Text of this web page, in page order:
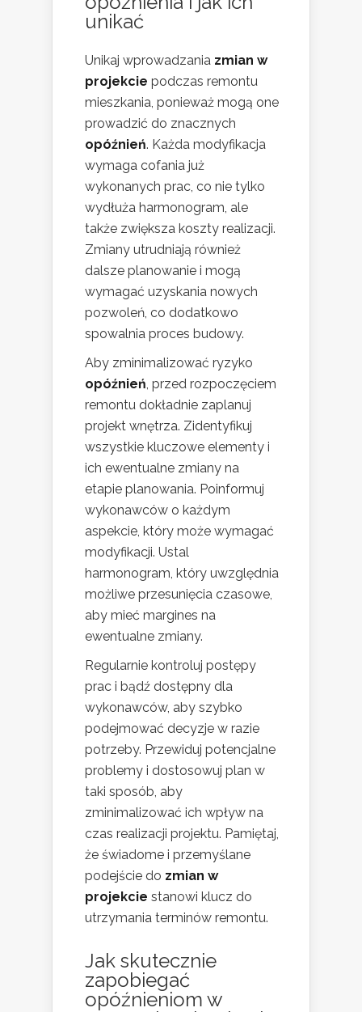
unikać
Unikaj wprowadzania zmian w
projekcie podczas remontu
mieszkania, ponieważ mogą one
prowadzić do znacznych
opóźnień. Każda modyfikacja
wymaga cofania już
wykonanych prac, co nie tylko
wydłuża harmonogram, ale
także zwiększa koszty realizacji.
Zmiany utrudniają również
dalsze planowanie i mogą
wymagać uzyskania nowych
pozwoleń, co dodatkowo
spowalnia proces budowy.
Aby zminimalizować ryzyko
opóźnień, przed rozpoczęciem
remontu dokładnie zaplanuj
projekt wnętrza. Zidentyfikuj
wszystkie kluczowe elementy i
ich ewentualne zmiany na
etapie planowania. Poinformuj
wykonawców o każdym
aspekcie, który może wymagać
modyfikacji. Ustal
harmonogram, który uwzględnia
możliwe przesunięcia czasowe,
aby mieć margines na
ewentualne zmiany.
Regularnie kontroluj postępy
prac i bądź dostępny dla
wykonawców, aby szybko
podejmować decyzje w razie
potrzeby. Przewiduj potencjalne
problemy i dostosowuj plan w
taki sposób, aby
zminimalizować ich wpływ na
czas realizacji projektu. Pamiętaj,
że świadome i przemyślane
podejście do zmian w
projekcie stanowi klucz do
utrzymania terminów remontu.
Jak skutecznie
zapobiegać
opóźnieniom w